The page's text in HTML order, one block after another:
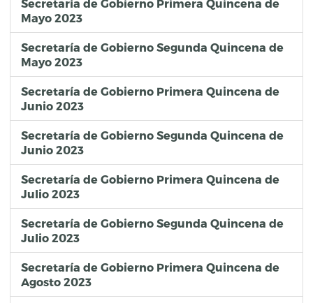
Secretaría de Gobierno Primera Quincena de
Mayo 2023
Secretaría de Gobierno Segunda Quincena de
Mayo 2023
Secretaría de Gobierno Primera Quincena de
Junio 2023
Secretaría de Gobierno Segunda Quincena de
Junio 2023
Secretaría de Gobierno Primera Quincena de
Julio 2023
Secretaría de Gobierno Segunda Quincena de
Julio 2023
Secretaría de Gobierno Primera Quincena de
Agosto 2023